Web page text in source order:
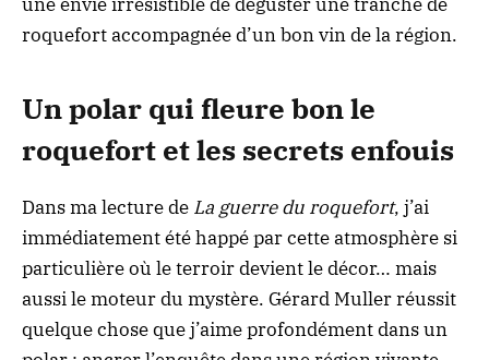
roquefort accompagnée d’un bon vin de la région.
Un polar qui fleure bon le
roquefort et les secrets enfouis
Dans ma lecture de La guerre du roquefort, j’ai
immédiatement été happé par cette atmosphère si
particulière où le terroir devient le décor… mais
aussi le moteur du mystère. Gérard Muller réussit
quelque chose que j’aime profondément dans un